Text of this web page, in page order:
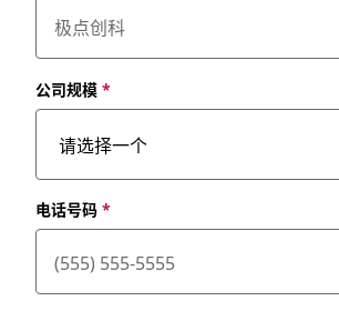
公司规模*
电话号码*